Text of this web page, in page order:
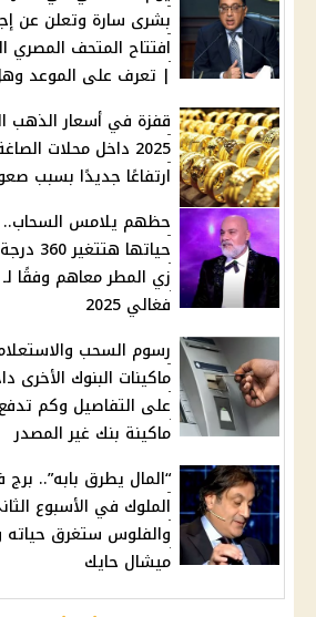
بشرى سارة وتعلن عن
افتتاح المتحف المصري
| تعرف على الموعد
ارتفاعًا جديدًا بسبب
زي المطر معاهم وفقًا
فغالي 2025
رسوم السحب
ماكينات البنوك
على التفاصيل وكم
ماكينة بنك غير المصدر
“المال يطرق بابه”..
والفلوس ستغرق حياته
ميشال حايك